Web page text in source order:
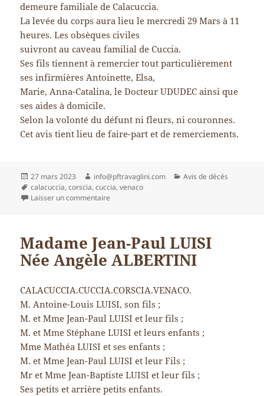
demeure familiale de Calacuccia.
La levée du corps aura lieu le mercredi 29 Mars à 11
heures. Les obsèques civiles
suivront au caveau familial de Cuccia.
Ses fils tiennent à remercier tout particulièrement
ses infirmières Antoinette, Elsa,
Marie, Anna-Catalina, le Docteur UDUDEC ainsi que
ses aides à domicile.
Selon la volonté du défunt ni fleurs, ni couronnes.
Cet avis tient lieu de faire-part et de remerciements.
Publié
le
27 mars 2023 Auteur
info@pftravaglini.com Catégories
Avis de décés
Mots-
clés
calacuccia,corscia,cuccia,venaco
Laisser un commentaire
Madame Jean-Paul LUISI
Née Angèle ALBERTINI
CALACUCCIA.CUCCIA.CORSCIA.VENACO.
M. Antoine-Louis LUISI, son fils ;
M. et Mme Jean-Paul LUISI et leur fils ;
M. et Mme Stéphane LUISI et leurs enfants ;
Mme Mathéa LUISI et ses enfants ;
M. et Mme Jean-Paul LUISI et leur Fils ;
Mr et Mme Jean-Baptiste LUISI et leur fils ;
Ses petits et arrière petits enfants.